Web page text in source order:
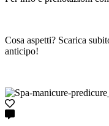
Cosa aspetti? Scarica
anticipo!